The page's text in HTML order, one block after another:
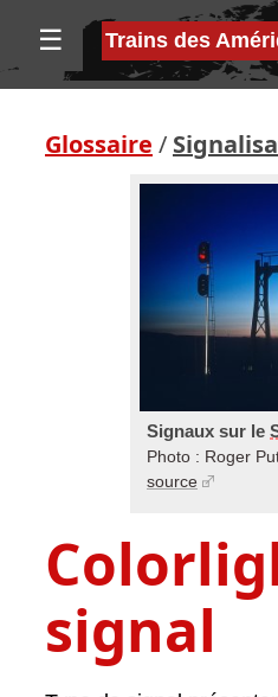
☰ Trains des
Glossaire /
Signaux sur le
Photo : Roger
source
signal